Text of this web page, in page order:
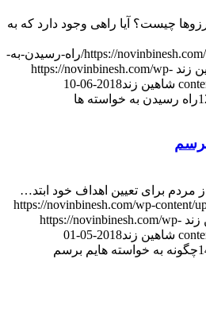
چیست؟ آیا راهی وجود دارد که به
https://novinbinesh.com/wp-content/uploads/2018/06/راه-رسیدن-به-
زند https://novinbinesh.com/wp-
شاهین زند
2018-06-10
راه رسیدن به خواسته ها
مردم برای تعیین اهداف خود ابتد…
https://novinbinesh.com/wp-content/
زند https://novinbinesh.com/wp-
شاهین زند
2018-05-01
چگونه به خواسته هایم برسم